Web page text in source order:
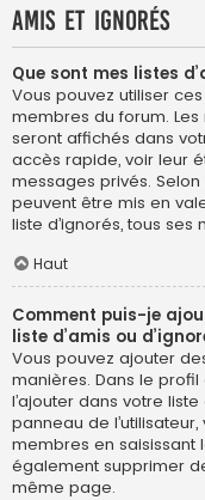
Amis et ignorés
Que sont mes listes
Vous pouvez utiliser
membres du forum.
seront affichés dans
accès rapide, voir leur
messages privés.
peuvent être mis en
liste d’ignorés, tous
Haut
Comment puis-je
liste d’amis ou
Vous pouvez ajouter
manières. Dans le
l’ajouter dans votre liste
panneau de
membres en saisissant
également supprimer
même page.